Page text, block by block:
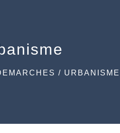
/ URBANISME